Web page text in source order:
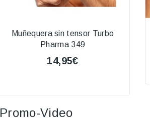
Muñequera sin tensor Turbo
Pharma 349
14,95€
Promo-Video